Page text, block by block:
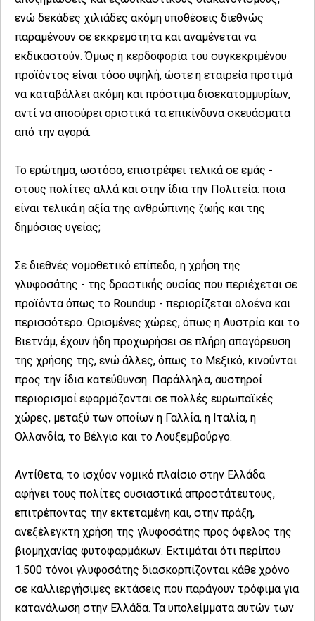
ενώ δεκάδες χιλιάδες ακόμη υποθέσεις διεθνώς
παραμένουν σε εκκρεμότητα και αναμένεται να
εκδικαστούν. Όμως η κερδοφορία του συγκεκριμένου
προϊόντος είναι τόσο υψηλή, ώστε η εταιρεία προτιμά
να καταβάλλει ακόμη και πρόστιμα δισεκατομμυρίων,
αντί να αποσύρει οριστικά τα επικίνδυνα σκευάσματα
από την αγορά.
Το ερώτημα, ωστόσο, επιστρέφει τελικά σε εμάς -
στους πολίτες αλλά και στην ίδια την Πολιτεία: ποια
είναι τελικά η αξία της ανθρώπινης ζωής και της
δημόσιας υγείας;
Σε διεθνές νομοθετικό επίπεδο, η χρήση της
γλυφοσάτης - της δραστικής ουσίας που περιέχεται σε
προϊόντα όπως το Roundup - περιορίζεται ολοένα και
περισσότερο. Ορισμένες χώρες, όπως η Αυστρία και το
Βιετνάμ, έχουν ήδη προχωρήσει σε πλήρη απαγόρευση
της χρήσης της, ενώ άλλες, όπως το Μεξικό, κινούνται
προς την ίδια κατεύθυνση. Παράλληλα, αυστηροί
περιορισμοί εφαρμόζονται σε πολλές ευρωπαϊκές
χώρες, μεταξύ των οποίων η Γαλλία, η Ιταλία, η
Ολλανδία, το Βέλγιο και το Λουξεμβούργο.
Αντίθετα, το ισχύον νομικό πλαίσιο στην Ελλάδα
αφήνει τους πολίτες ουσιαστικά απροστάτευτους,
επιτρέποντας την εκτεταμένη και, στην πράξη,
ανεξέλεγκτη χρήση της γλυφοσάτης προς όφελος της
βιομηχανίας φυτοφαρμάκων. Εκτιμάται ότι περίπου
1.500 τόνοι γλυφοσάτης διασκορπίζονται κάθε χρόνο
σε καλλιεργήσιμες εκτάσεις που παράγουν τρόφιμα για
κατανάλωση στην Ελλάδα. Τα υπολείμματα αυτών των